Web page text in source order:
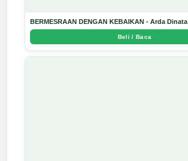
BERMESRAAN DENGAN KEBAIKAN - Arda Dinata
Beli / Baca